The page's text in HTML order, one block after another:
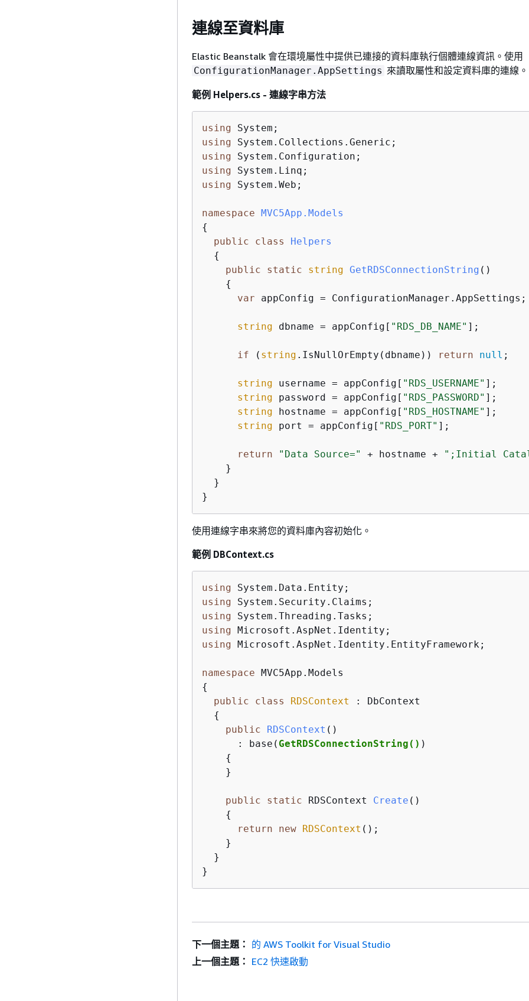
連線至資料庫
Elastic Beanstalk 會在環境屬性中提供已連接的資料庫執行個體連線資訊。使用
ConfigurationManager.AppSettings 來讀取屬性和設定資料庫的連線。
範例 Helpers.cs - 連線字串方法
using
using
using
using
using System.Web;
namespace MVC5App.Models
{
public
class
Helpers
{
public
static string GetRDSConnectionString ( )
{
var appConfig = ConfigurationManager.AppSettings;
string dbname = appConfig[ "RDS_DB_NAME" ];
if ( string .IsNullOrEmpty(dbname)) return null ;
string username = appConfig[ "RDS_USERNAME" ];
string password = appConfig[ "RDS_PASSWORD" ];
string hostname = appConfig[ "RDS_HOSTNAME" ];
string port = appConfig[ "RDS_PORT" ];
return "Data Source=" + hostname + ";Initial
    }
  }
}
使用連線字串來將您的資料庫內容初始化。
範例 DBContext.cs
using
using
using
using
using Microsoft.AspNet.Identity.EntityFramework;
namespace
{
public
class RDSContext :
DbContext
{
public
RDSContext ()
      : base(
GetRDSConnectionString() )
{
    }
public static RDSContext Create ()
{
return
new RDSContext ();
    }
  }
}
下一個主題： 的 AWS Toolkit for Visual Studio
上一個主題： EC2 快速啟動